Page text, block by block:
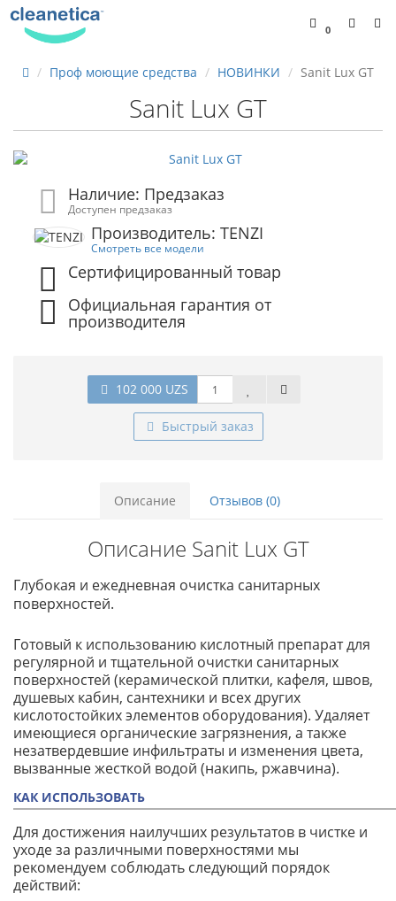
0
Проф моющие средства НОВИНКИ Sanit Lux GT
Sanit Lux GT
Наличие: Предзаказ
Доступен предзаказ
Производитель: TENZI
Смотреть все модели
Сертифицированный товар
Официальная гарантия от
производителя
102 000 UZS
Быстрый заказ
Описание Отзывов (0)
Описание Sanit Lux GT
Глубокая и ежедневная очистка санитарных
поверхностей.
Готовый к использованию кислотный препарат для
регулярной и тщательной очистки санитарных
поверхностей (керамической плитки, кафеля, швов,
душевых кабин, сантехники и всех других
кислотостойких элементов оборудования). Удаляет
имеющиеся органические загрязнения, а также
незатвердевшие инфильтраты и изменения цвета,
вызванные жесткой водой (накипь, ржавчина).
КАК ИСПОЛЬЗОВАТЬ
Для достижения наилучших результатов в чистке и
уходе за различными поверхностями мы
рекомендуем соблюдать следующий порядок
действий: